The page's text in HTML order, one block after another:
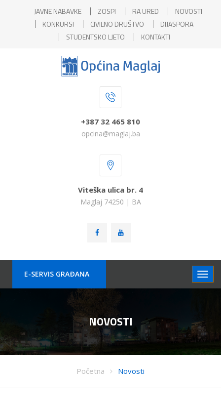
JAVNE NABAVKE ZOSPI RA URED
NOVOSTI
KONKURSI
CIVILNO DRUŠTVO
DIJASPORA
STUDENTSKO LJETO
KONTAKTI
+387 32 465 810
opcina@maglaj.ba
Viteška ulica br. 4
Maglaj 74250 | BA
E-SERVIS GRAÐANA
NOVOSTI
Početna Novosti